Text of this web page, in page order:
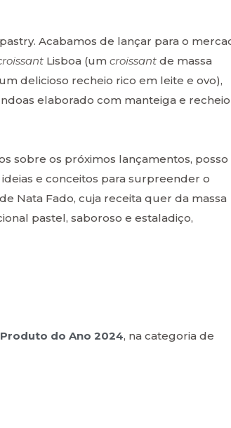
Acabamos de lançar para o
Lisboa (um croissant de massa
delicioso recheio rico em leite e ovo),
elaborado com manteiga e recheio
sobre os próximos lançamentos, posso
e conceitos para surpreender o
Nata Fado, cuja receita quer da massa
pastel, saboroso e estaladiço,
Produto do Ano 2024, na categoria de